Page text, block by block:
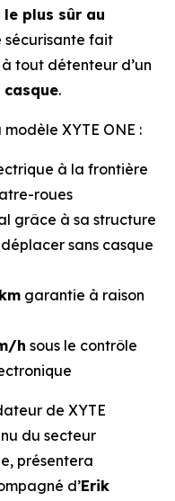
plus sûr au
sécurisante fait
tout détenteur d’un
casque.
XYTE ONE :
à la frontière
roues
grâce à sa structure
sans casque
garantie à raison
h sous le contrôle
de XYTE
du secteur
présentera
d’Erik